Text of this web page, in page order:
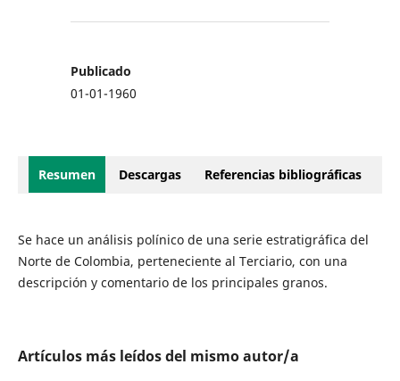
Publicado
01-01-1960
Resumen Descargas Referencias bibliográficas
Se hace un análisis polínico de una serie estratigráfica del
Norte de Colombia, perteneciente al Terciario, con una
descripción y comentario de los principales granos.
Artículos más leídos del mismo autor/a